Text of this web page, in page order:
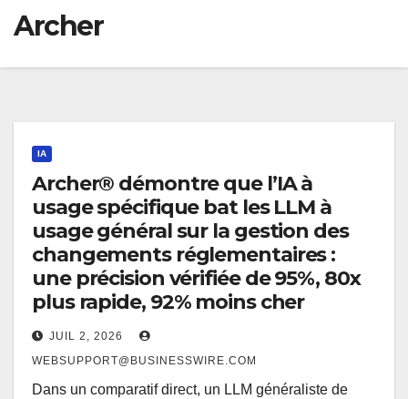
Archer
IA
Archer® démontre que l’IA à
usage spécifique bat les LLM à
usage général sur la gestion des
changements réglementaires :
une précision vérifiée de 95%, 80x
plus rapide, 92% moins cher
JUIL 2, 2026
WEBSUPPORT@BUSINESSWIRE.COM
Dans un comparatif direct, un LLM généraliste de